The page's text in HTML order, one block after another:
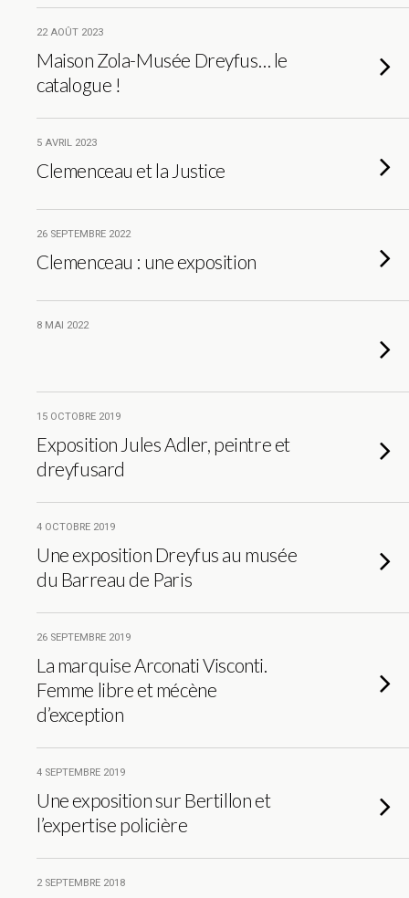
22 AOÛT 2023
Maison Zola-Musée Dreyfus… le
catalogue !
5 AVRIL 2023
Clemenceau et la Justice
26 SEPTEMBRE 2022
Clemenceau : une exposition
8 MAI 2022
15 OCTOBRE 2019
Exposition Jules Adler, peintre et
dreyfusard
4 OCTOBRE 2019
Une exposition Dreyfus au musée
du Barreau de Paris
26 SEPTEMBRE 2019
La marquise Arconati Visconti.
Femme libre et mécène
d’exception
4 SEPTEMBRE 2019
Une exposition sur Bertillon et
l’expertise policière
2 SEPTEMBRE 2018